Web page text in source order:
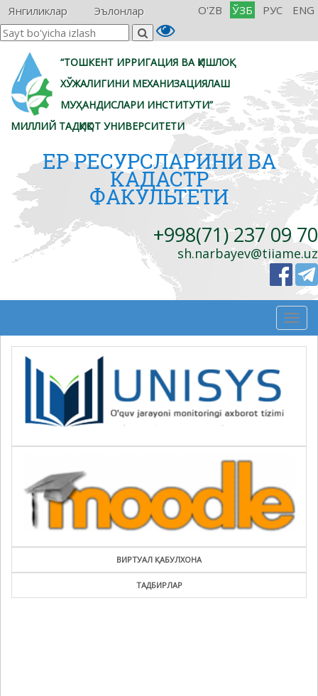
Янгиликлар Эълонлар O'ZB ЎЗБ РУС ENG
“ТОШКЕНТ ИРРИГАЦИЯ ВА ҚИШЛОҚ
ХЎЖАЛИГИНИ МЕХАНИЗАЦИЯЛАШ
МУҲАНДИСЛАРИ ИНСТИТУТИ”
МИЛЛИЙ ТАДҚИҚОТ УНИВЕРСИТЕТИ
ЕР РЕСУРСЛАРИНИ ВА
КАДАСТР
ФАКУЛЬТЕТИ
+998(71) 237 09 70
sh.narbayev@tiiame.uz
ВИРТУАЛ ҚАБУЛХОНА
ТАДБИРЛАР